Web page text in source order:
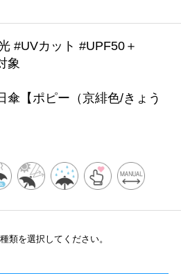
#UVカット #UPF50＋
象
傘【ポピー（京緋色/きょう
類を選択してください。